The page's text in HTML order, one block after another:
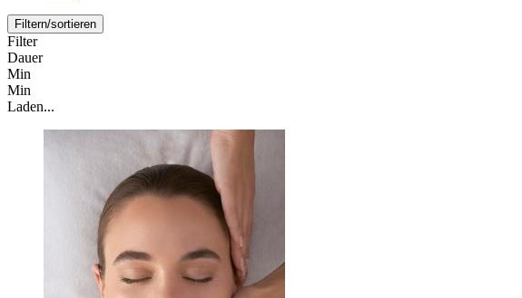
Filtern/sortieren
Filter
Dauer
Min
Min
Laden...